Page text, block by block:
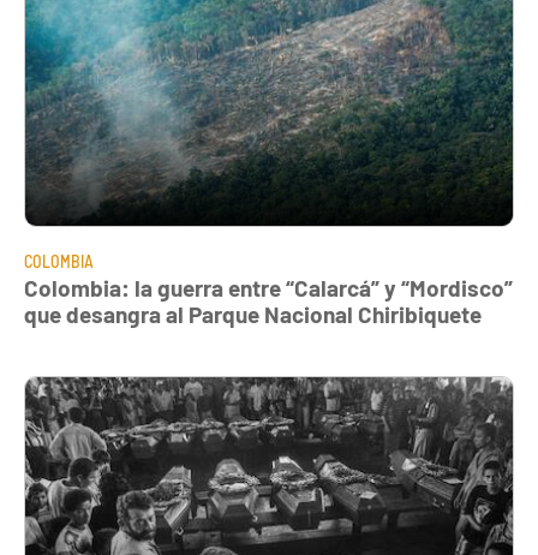
COLOMBIA
Colombia: la guerra entre “Calarcá” y “Mordisco”
que desangra al Parque Nacional Chiribiquete